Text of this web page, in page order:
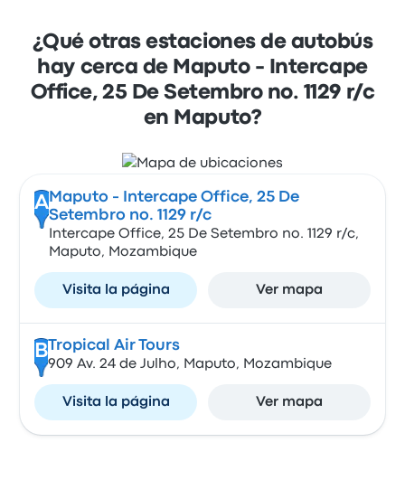
¿Qué otras estaciones de autobús
hay cerca de Maputo - Intercape
Office, 25 De Setembro no. 1129 r/c
en Maputo?
A Maputo - Intercape Office, 25 De
Setembro no. 1129 r/c
Intercape Office, 25 De Setembro no. 1129 r/c,
Maputo, Mozambique
Visita la página Ver mapa
B Tropical Air Tours
909 Av. 24 de Julho, Maputo, Mozambique
Visita la página Ver mapa